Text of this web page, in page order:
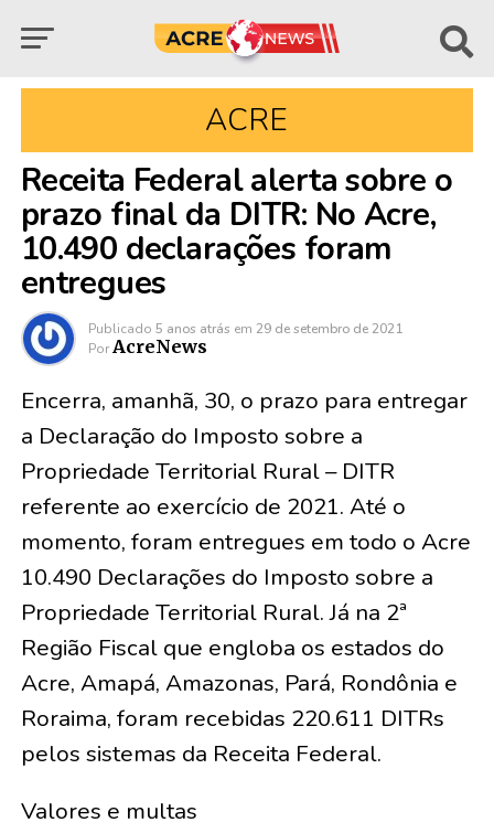
ACRE
Receita Federal alerta sobre o
prazo final da DITR: No Acre,
10.490 declarações foram
entregues
Publicado 5 anos atrás em 29 de setembro de 2021
Por AcreNews
Encerra, amanhã, 30, o prazo para entregar
a Declaração do Imposto sobre a
Propriedade Territorial Rural – DITR
referente ao exercício de 2021. Até o
momento, foram entregues em todo o Acre
10.490 Declarações do Imposto sobre a
Propriedade Territorial Rural. Já na 2ª
Região Fiscal que engloba os estados do
Acre, Amapá, Amazonas, Pará, Rondônia e
Roraima, foram recebidas 220.611 DITRs
pelos sistemas da Receita Federal.
Valores e multas